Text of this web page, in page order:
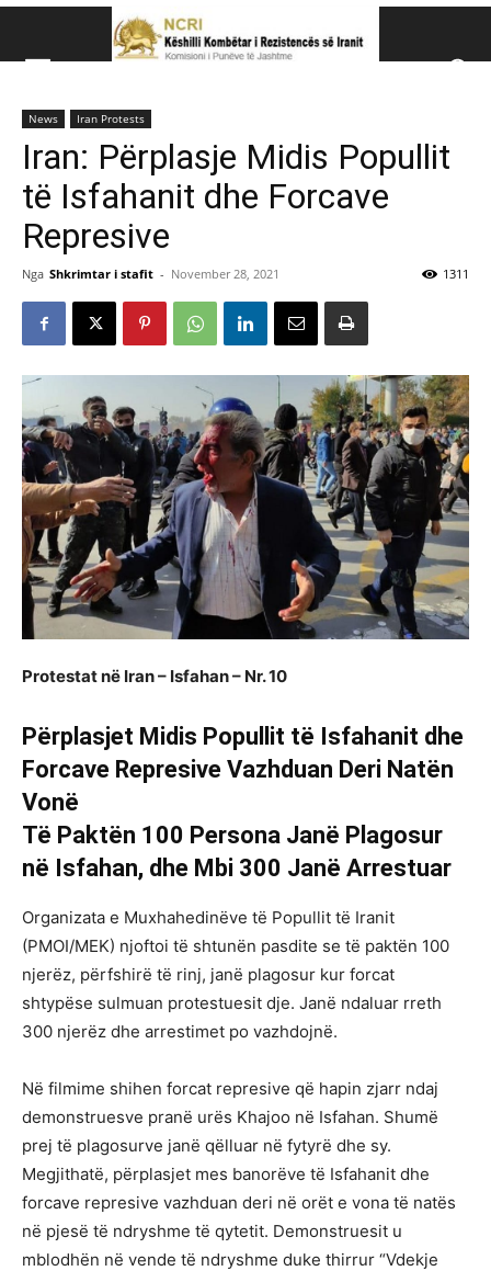
Këshillit Kombëtar të Rezistencës së Iranit (NCRI)
News Iran Protests
Iran: Përplasje Midis Popullit
të Isfahanit dhe Forcave
Represive
Nga Shkrimtar i stafit - November 28, 2021 1311
Protestat në Iran – Isfahan – Nr. 10
Përplasjet Midis Popullit të Isfahanit dhe
Forcave Represive Vazhduan Deri Natën
Vonë
Të Paktën 100 Persona Janë Plagosur
në Isfahan, dhe Mbi 300 Janë Arrestuar
Organizata e Muxhahedinëve të Popullit të Iranit
(PMOI/MEK) njoftoi të shtunën pasdite se të paktën 100
njerëz, përfshirë të rinj, janë plagosur kur forcat
shtypëse sulmuan protestuesit dje. Janë ndaluar rreth
300 njerëz dhe arrestimet po vazhdojnë.
Në filmime shihen forcat represive që hapin zjarr ndaj
demonstruesve pranë urës Khajoo në Isfahan. Shumë
prej të plagosurve janë qëlluar në fytyrë dhe sy.
Megjithatë, përplasjet mes banorëve të Isfahanit dhe
forcave represive vazhduan deri në orët e vona të natës
në pjesë të ndryshme të qytetit. Demonstruesit u
mblodhën në vende të ndryshme duke thirrur “Vdekje